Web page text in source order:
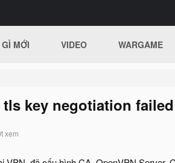
MỚI VIDEO WARGAME
key negotiation
xem